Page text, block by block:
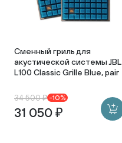
Сменный гриль для
акустической системы JBL
L100 Classic Grille Blue, pair
34 500 ₽ -10%
31 050 ₽